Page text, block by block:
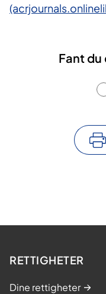
Fant
RETTIGHETER
Dine rettigheter